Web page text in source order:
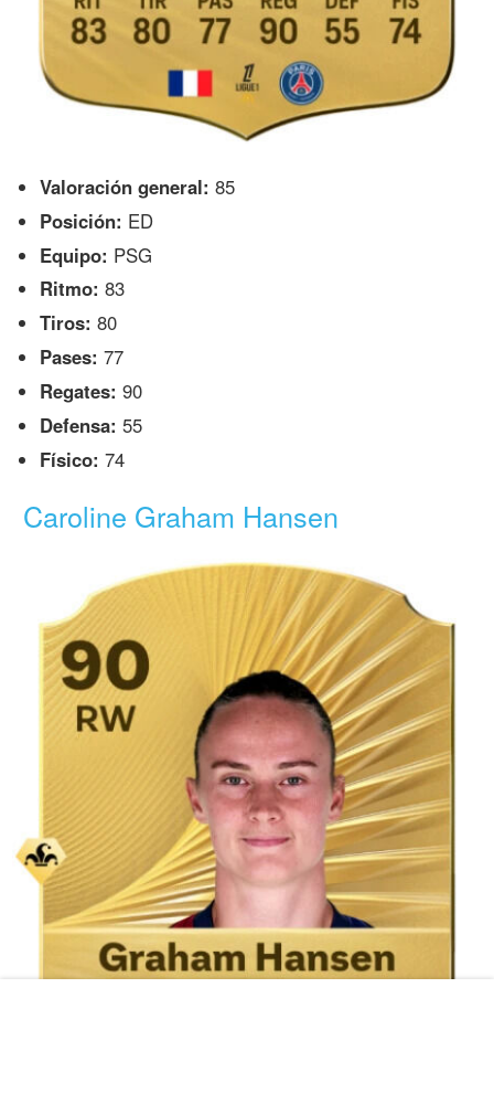
Valoración general: 85
Posición: ED
Equipo: PSG
Ritmo: 83
Tiros: 80
Pases: 77
Regates: 90
Defensa: 55
Físico: 74
Caroline Graham Hansen